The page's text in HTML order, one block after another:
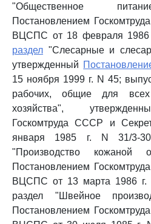
"Общественное
Постановлением
ВЦСПС от 18 февраля 1986
раздел "Слесарные и
утвержденный
15 ноября 1999 г. N 45;
рабочих, общие для всех
хозяйства",
Госкомтруда СССР и
января 1985 г. N 31/3-
"Производство кожаной
Постановлением
ВЦСПС от 13 марта 1986 г.
раздел "Швейное
Постановлением